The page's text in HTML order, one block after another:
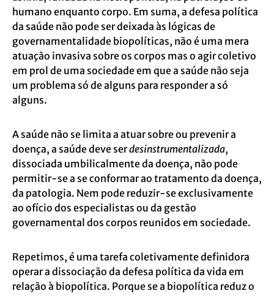
humano enquanto corpo. Em suma, a defesa política
da saúde não pode ser deixada às lógicas de
governamentalidade biopolíticas, não é uma mera
atuação invasiva sobre os corpos mas o agir coletivo
em prol de uma sociedade em que a saúde não seja
um problema só de alguns para responder a só
alguns.
A saúde não se limita a atuar sobre ou prevenir a
doença, a saúde deve serdesinstrumentalizada,
dissociada umbilicalmente da doença, não pode
permitir-se a se conformar ao tratamento da doença,
da patologia. Nem pode reduzir-se exclusivamente
ao ofício dos especialistas ou da gestão
governamental dos corpos reunidos em sociedade.
Repetimos, é uma tarefa coletivamente definidora
operar a dissociação da defesa política da vida em
relação à biopolítica. Porque se a biopolítica reduz o